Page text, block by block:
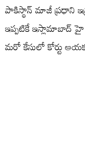
పాకిస్థాన్ మాజీ ప్రధాని
ఇప్పటికే ఇస్లామాబాద్ హై
మరో కేసులో కోర్టు